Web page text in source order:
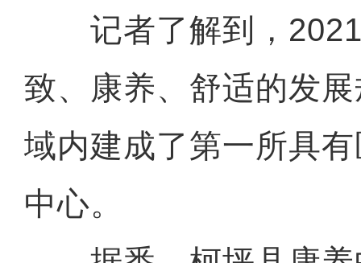
记者了解到，2021
致、康养、舒适的发
域内建成了第一所具
中心。